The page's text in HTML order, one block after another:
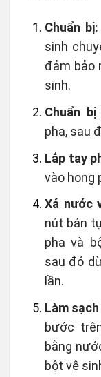
Chuẩn bị:
sinh
đảm bảo
sinh.
Chuẩn bị
pha, sau
Lắp tay
vào họng
Xả nước
nút bán
pha và
sau đó
lần.
Làm
bước
bằng
bột vệ